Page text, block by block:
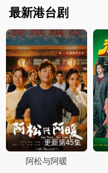
最新港台剧
更新第45集
阿松与阿暖